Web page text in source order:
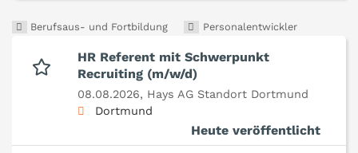
Berufsaus- und Fortbildung Personalentwickler
HR Referent mit Schwerpunkt
Recruiting (m/w/d)
08.08.2026, Hays AG Standort Dortmund
Dortmund
Heute veröffentlicht